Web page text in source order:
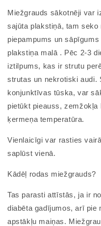
Miežgrauds sākotnēji var
sajūta plakstiņā, tam seko
piepampums un
plakstiņa malā . Pēc 2-3
iztilpums, kas ir strutu
strutas un nekrotiski audi.
konjunktīvas tūska, var
pietūkt pieauss,
ķermeņa temperatūra.
Vienlaicīgi var rasties
saplūst vienā.
Kādēļ rodas miežgrauds?
Tas parasti attīstās, ja ir
diabēta gadījumos, arī pie
apstākļu maiņas.